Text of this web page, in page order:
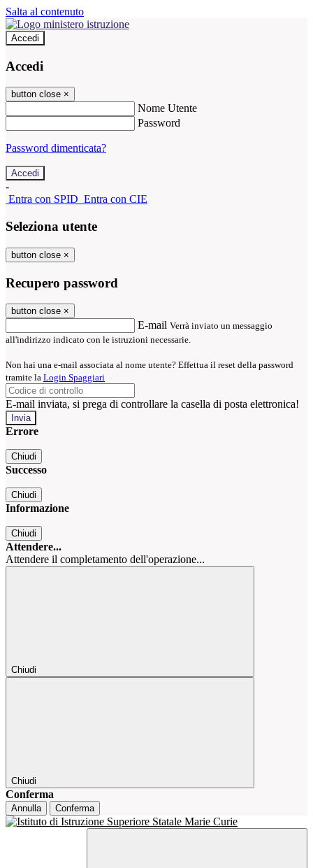
Salta al contenuto
Accedi
Accedi
button close ×
Nome Utente
Password
Password dimenticata?
-
Entra con SPID Entra con CIE
Seleziona utente
button close ×
Recupero password
button close ×
E-mail Verrà inviato un messaggio
all'indirizzo indicato con le istruzioni necessarie.
Non hai una e-mail associata al nome utente? Effettua il reset della password
tramite la Login Spaggiari
E-mail inviata, si prega di controllare la casella di posta elettronica!
Errore
Chiudi
Successo
Chiudi
Informazione
Chiudi
Attendere...
Attendere il completamento dell'operazione...
Chiudi
Chiudi
Conferma
Annulla Conferma